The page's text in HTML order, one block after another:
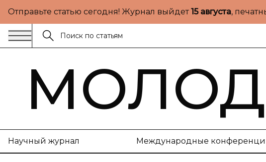
Отправьте статью сегодня! Журнал выйдет15 августа,
Научный журнал Международные